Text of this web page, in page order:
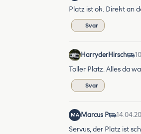
Platz ist ok. Direkt an
Svar
HarryderHirsch
Toller Platz. Alles da
Svar
MA Marcus P
Servus, der Platz ist